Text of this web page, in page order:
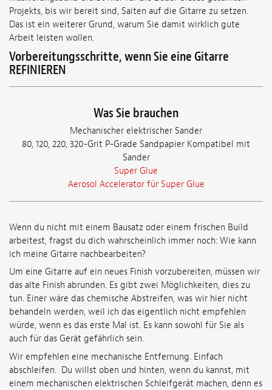
Projekts, bis wir bereit sind, Saiten auf die Gitarre zu setzen.
Das ist ein weiterer Grund, warum Sie damit wirklich gute
Arbeit leisten wollen.
Vorbereitungsschritte, wenn Sie eine Gitarre
REFINIEREN
Was Sie brauchen
Mechanischer elektrischer Sander
80, 120, 220, 320-Grit P-Grade Sandpapier Kompatibel mit
Sander
Super Glue
Aerosol Accelerator für Super Glue
Wenn du nicht mit einem Bausatz oder einem frischen Build
arbeitest, fragst du dich wahrscheinlich immer noch: Wie kann
ich meine Gitarre nachbearbeiten?
Um eine Gitarre auf ein neues Finish vorzubereiten, müssen wir
das alte Finish abrunden. Es gibt zwei Möglichkeiten, dies zu
tun. Einer wäre das chemische Abstreifen, was wir hier nicht
behandeln werden, weil ich das eigentlich nicht empfehlen
würde, wenn es das erste Mal ist. Es kann sowohl für Sie als
auch für das Gerät gefährlich sein.
Wir empfehlen eine mechanische Entfernung. Einfach
abschleifen. Du willst oben und hinten, wenn du kannst, mit
einem mechanischen elektrischen Schleifgerät machen, denn es